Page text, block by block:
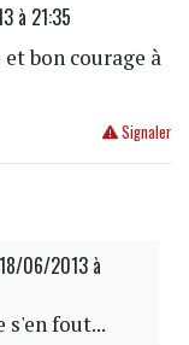
à 21:35
bon courage à
Signaler
06/2013 à
s'en fout...